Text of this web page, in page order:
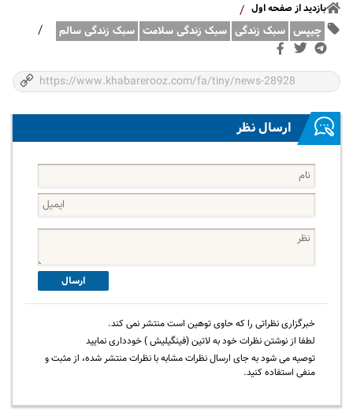
بازدید از صفحه اول /
چیپس سبک زندگی سبک زندگی سلامت سبک زندگی سالم /
ارسال نظر
ارسال
خبرگزاری نظراتی را که حاوی توهین است منتشر نمی کند.
لطفا از نوشتن نظرات خود به لاتین (فینگیلیش ) خودداری نمایید
توصیه می شود به جای ارسال نظرات مشابه با نظرات منتشر شده، از مثبت و
منفی استفاده کنید.